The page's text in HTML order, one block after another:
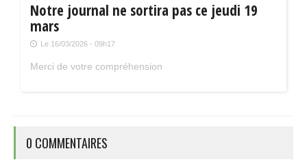
Notre journal ne sortira pas ce jeudi 19
mars
Le 16/03/2026 - 09h17
Merci de votre compréhension
0 COMMENTAIRES